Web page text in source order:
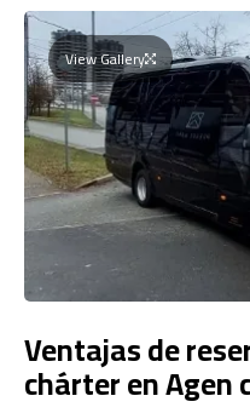
View Gallery
Ventajas de
chárter en Agen